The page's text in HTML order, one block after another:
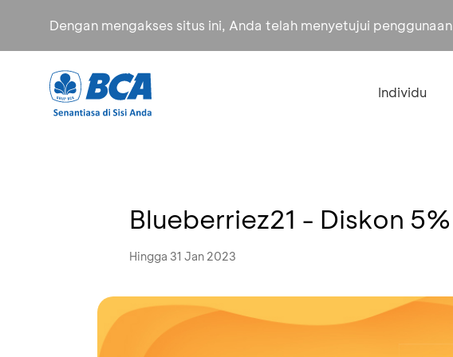
Dengan mengakses situs ini, Anda telah menyetujui penggunaan
Individu
Blueberriez21 - Diskon 5%
Hingga 31 Jan 2023